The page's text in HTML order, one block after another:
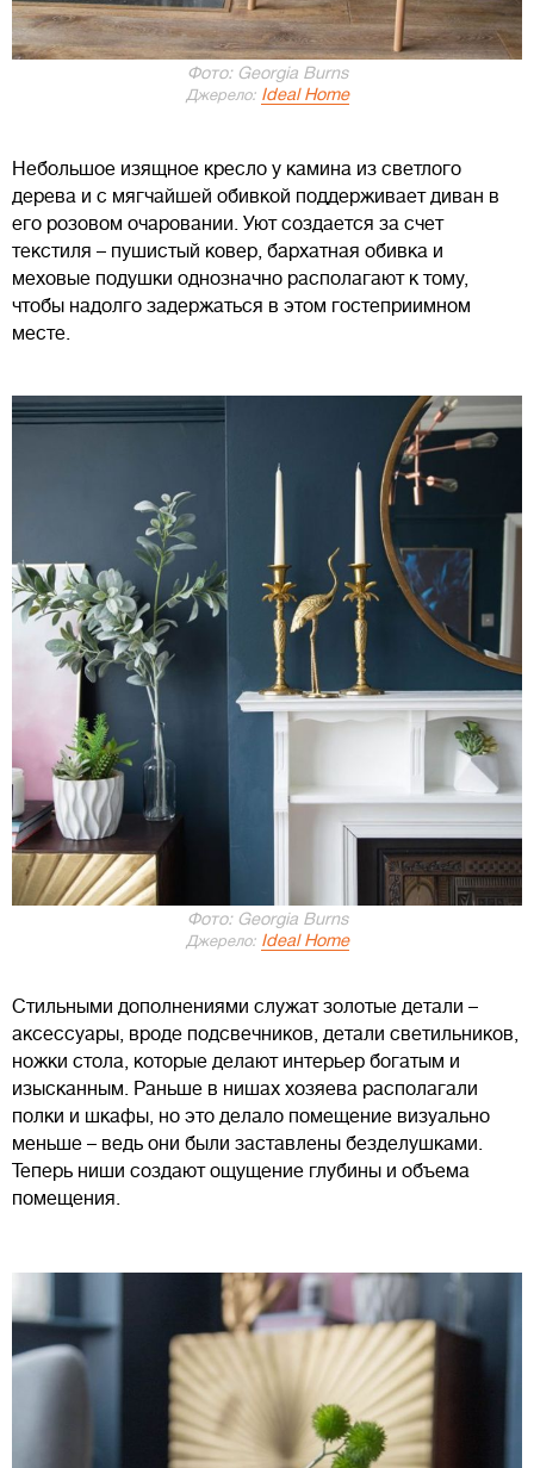
Фото: Georgia Burns
Джерело: Ideal Home
Небольшое изящное кресло у камина из светлого
дерева и с мягчайшей обивкой поддерживает диван в
его розовом очаровании. Уют создается за счет
текстиля – пушистый ковер, бархатная обивка и
меховые подушки однозначно располагают к тому,
чтобы надолго задержаться в этом гостеприимном
месте.
Фото: Georgia Burns
Джерело: Ideal Home
Стильными дополнениями служат золотые детали –
аксессуары, вроде подсвечников, детали светильников,
ножки стола, которые делают интерьер богатым и
изысканным. Раньше в нишах хозяева располагали
полки и шкафы, но это делало помещение визуально
меньше – ведь они были заставлены безделушками.
Теперь ниши создают ощущение глубины и объема
помещения.